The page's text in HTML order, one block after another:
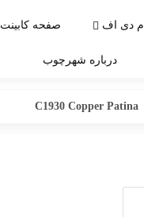
ام دی اف صفحه کابینت
درباره شهرچوب
C1930 Copper Patina